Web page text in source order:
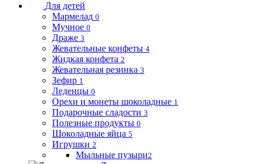
Для детей
Мармелад 0
Мучное 0
Драже 3
Жевательные конфеты 4
Жидкая конфета 2
Жевательная резинка 3
Зефир 1
Леденцы 0
Орехи и монеты шоколадные 1
Подарочные сладости 3
Полезные продукты 0
Шоколадные яйца 5
Игрушки 2
Мыльные пузыри2